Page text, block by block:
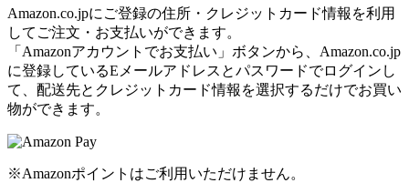
Amazon.co.jpにご登録の住所・クレジットカード情報を利用
してご注文・お支払いができます。
「Amazonアカウントでお支払い」ボタンから、Amazon.co.jp
に登録しているEメールアドレスとパスワードでログインし
て、配送先とクレジットカード情報を選択するだけでお買い
物ができます。
※Amazonポイントはご利用いただけません。